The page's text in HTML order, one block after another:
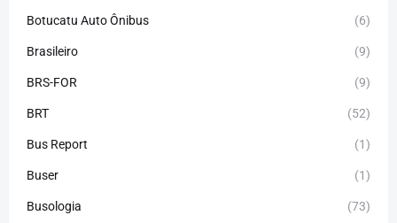
Botucatu Auto Ônibus (6)
Brasileiro (9)
BRS-FOR (9)
BRT (52)
Bus Report (1)
Buser (1)
Busologia (73)